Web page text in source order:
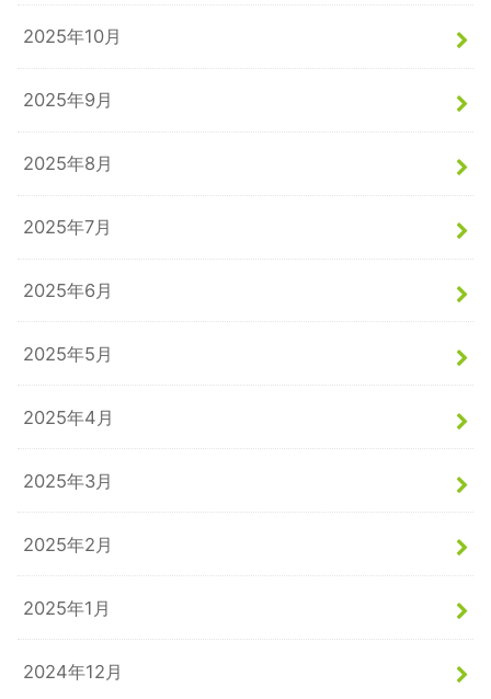
2025年10月
2025年9月
2025年8月
2025年7月
2025年6月
2025年5月
2025年4月
2025年3月
2025年2月
2025年1月
2024年12月